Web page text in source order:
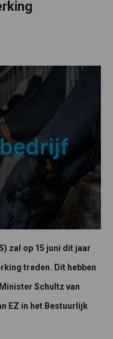
zal op 15 juni dit jaar
treden. Dit hebben
Schultz van
EZ in het Bestuurlijk